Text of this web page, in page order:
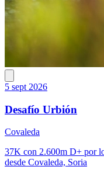
5 sept 2026
Desafío Urbión
Covaleda
37K con 2.600m D+ por
desde Covaleda, Soria